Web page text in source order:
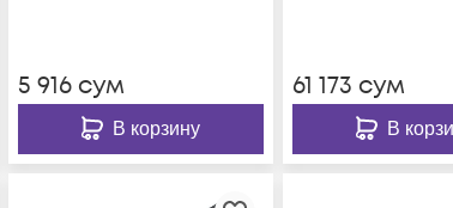
5 916сум
В корзину
61 173 сум
В